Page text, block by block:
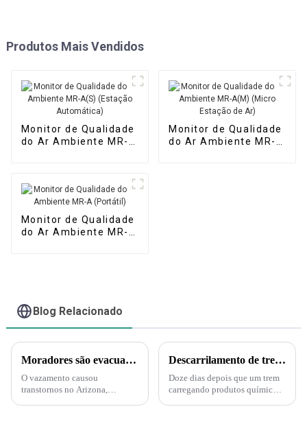
Produtos Mais Vendidos
Monitor de Qualidade
do Ar Ambiente MR-
Monitor de Qualidade
do Ar Ambiente MR-
Monitor de Qualidade
do Ar Ambiente MR-A
Blog Relacionado
Moradores são evacuados após vazamento de ácido nítrico no Arizona – Mas o que é esse ácido?
O vazamento causou
transtornos no Arizona,
Descarrilamento de trem em Ohio gera medo de substâncias tóxicas entre moradores de cidade pequena.
Doze dias depois que um trem
carregando produtos químicos